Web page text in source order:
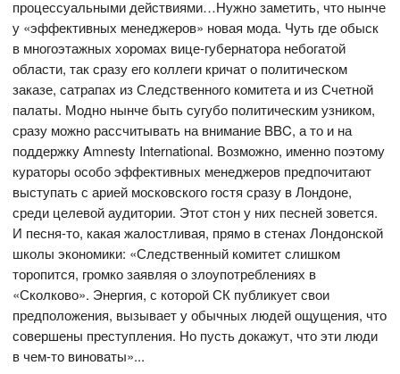
процессуальными действиями…Нужно заметить, что нынче
у «эффективных менеджеров» новая мода. Чуть где обыск
в многоэтажных хоромах вице-губернатора небогатой
области, так сразу его коллеги кричат о политическом
заказе, сатрапах из Следственного комитета и из Счетной
палаты. Модно нынче быть сугубо политическим узником,
сразу можно рассчитывать на внимание BBC, а то и на
поддержку Amnesty International. Возможно, именно поэтому
кураторы особо эффективных менеджеров предпочитают
выступать с арией московского гостя сразу в Лондоне,
среди целевой аудитории. Этот стон у них песней зовется.
И песня-то, какая жалостливая, прямо в стенах Лондонской
школы экономики: «Следственный комитет слишком
торопится, громко заявляя о злоупотреблениях в
«Сколково». Энергия, с которой СК публикует свои
предположения, вызывает у обычных людей ощущения, что
совершены преступления. Но пусть докажут, что эти люди
в чем-то виноваты»...